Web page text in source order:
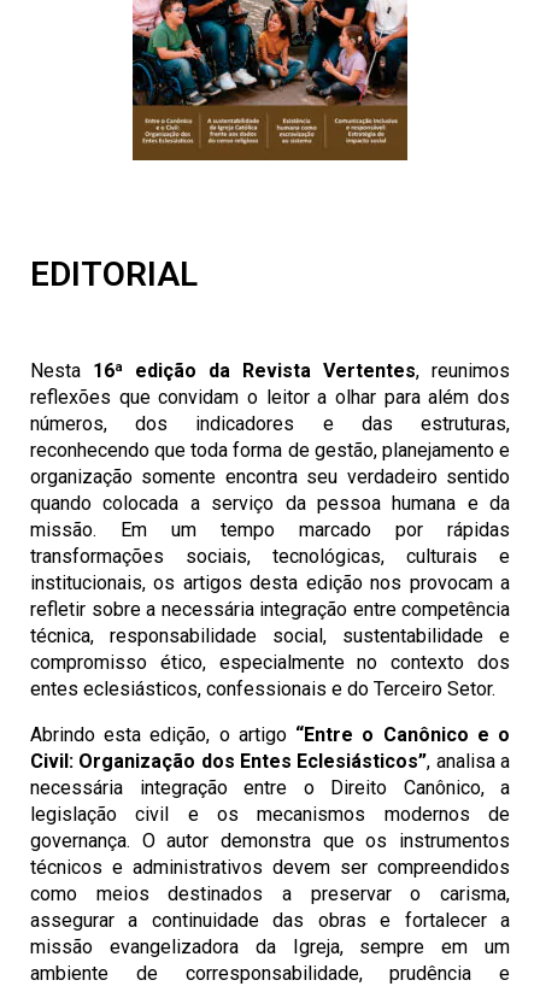
EDITORIAL
Nesta 16ª edição da Revista Vertentes, reunimos
reflexões que convidam o leitor a olhar para além dos
números, dos indicadores e das estruturas,
reconhecendo que toda forma de gestão, planejamento e
organização somente encontra seu verdadeiro sentido
quando colocada a serviço da pessoa humana e da
missão. Em um tempo marcado por rápidas
transformações sociais, tecnológicas, culturais e
institucionais, os artigos desta edição nos provocam a
refletir sobre a necessária integração entre competência
técnica, responsabilidade social, sustentabilidade e
compromisso ético, especialmente no contexto dos
entes eclesiásticos, confessionais e do Terceiro Setor.
Abrindo esta edição, o artigo “Entre o Canônico e o
Civil: Organização dos Entes Eclesiásticos”, analisa a
necessária integração entre o Direito Canônico, a
legislação civil e os mecanismos modernos de
governança. O autor demonstra que os instrumentos
técnicos e administrativos devem ser compreendidos
como meios destinados a preservar o carisma,
assegurar a continuidade das obras e fortalecer a
missão evangelizadora da Igreja, sempre em um
ambiente de corresponsabilidade, prudência e